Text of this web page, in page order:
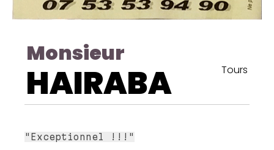
Monsieur
HAIRABA Tours
"Exceptionnel !!!"